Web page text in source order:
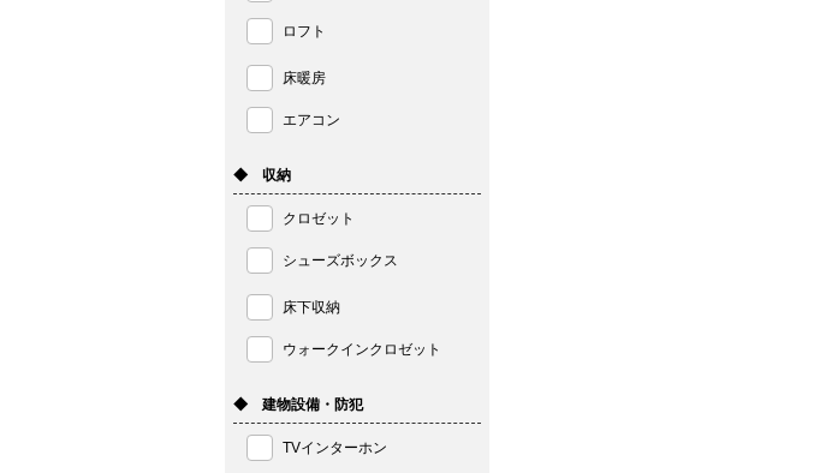
ロフト
床暖房
エアコン
◆ 収納
クロゼット
シューズボックス
床下収納
ウォークインクロゼット
◆ 建物設備・防犯
TVインターホン